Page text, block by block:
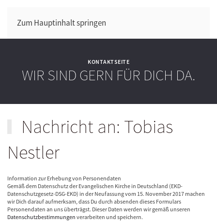
Zum Hauptinhalt springen
KONTAKTSEITE
WIR SIND GERN FÜR DICH DA.
Nachricht an: Tobias
Nestler
Information zur Erhebung von Personendaten
Gemäß dem Datenschutz der Evangelischen Kirche in Deutschland (EKD-
Datenschutzgesetz-DSG-EKD) in der Neufassung vom 15. November 2017 machen
wir Dich darauf aufmerksam, dass Du durch absenden dieses Formulars
Personendaten an uns überträgst. Dieser Daten werden wir gemäß unseren
Datenschutzbestimmungen verarbeiten und speichern.